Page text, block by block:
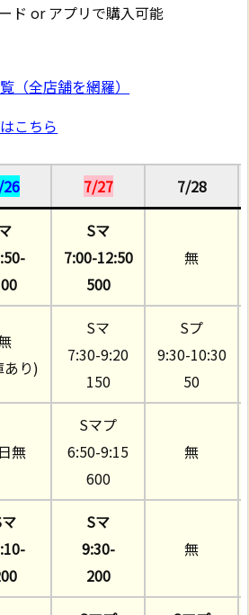
ド or アプリで購入可能
（全店舗を網羅）
こちら
7/27 7/28
Sマ
7:00-12:50
500
無
あり)
Sマ
7:30-9:20
150
Sプ
9:30-10:30
50
無
Sマプ
6:50-9:15
600
無
Sマ
9:30-
200
無